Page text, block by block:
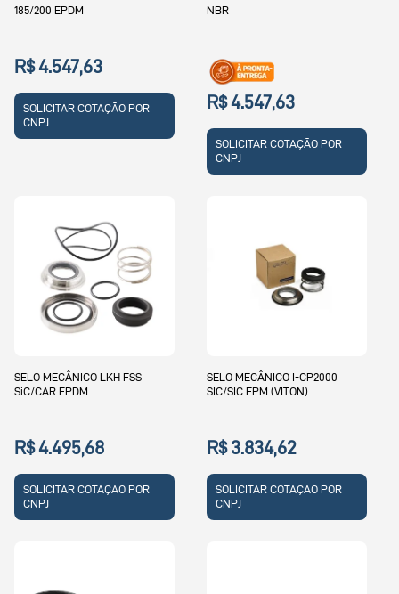
185/200 EPDM
R$ 4.547,63
SOLICITAR COTAÇÃO POR
CNPJ
NBR
R$ 4.547,63
SOLICITAR COTAÇÃO POR
CNPJ
SELO MECÂNICO LKH FSS
SiC/CAR EPDM
R$ 4.495,68
SOLICITAR COTAÇÃO POR
CNPJ
SELO MECÂNICO I-CP2000
SIC/SIC FPM (VITON)
R$ 3.834,62
SOLICITAR COTAÇÃO POR
CNPJ